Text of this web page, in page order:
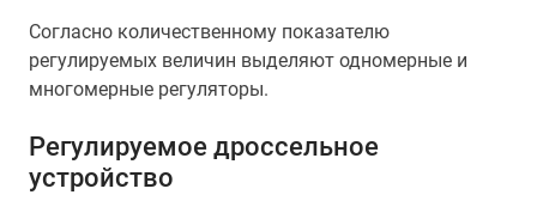
Согласно количественному показателю
регулируемых величин выделяют одномерные и
многомерные регуляторы.
Регулируемое дроссельное
устройство